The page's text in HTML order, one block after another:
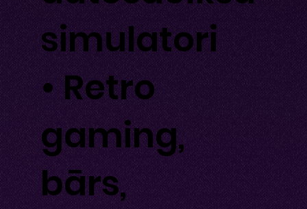
simulatori
• Retro
gaming,
bārs,